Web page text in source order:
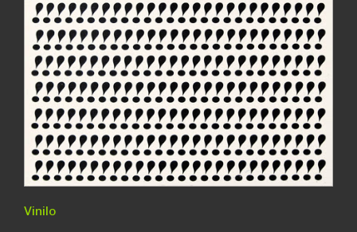
Vinilo